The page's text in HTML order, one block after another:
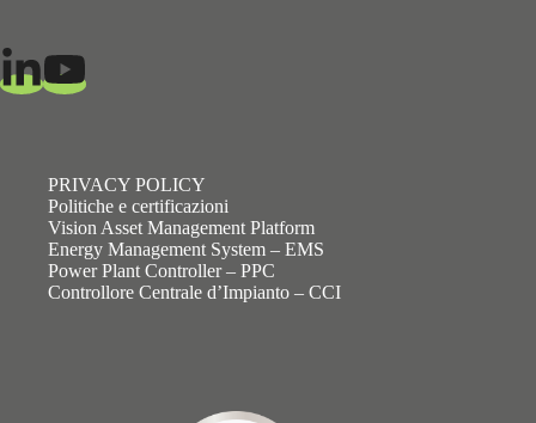
PRIVACY POLICY
Politiche e certificazioni
Vision Asset Management Platform
Energy Management System – EMS
Power Plant Controller – PPC
Controllore Centrale d’Impianto – CCI